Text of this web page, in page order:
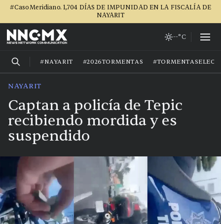
#CasoMeridiano. 1,704 DÍAS DE IMPUNIDAD EN LA FISCALÍA DE
NAYARIT
--°C
#NAYARIT #2026TORMENTAS
NAYARIT
Captan a policía de Tepic
recibiendo mordida y es
suspendido